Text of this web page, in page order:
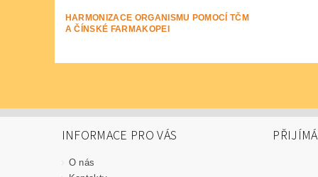
HARMONIZACE ORGANISMU POMOCÍ TČM
A ČÍNSKÉ FARMAKOPEI
INFORMACE PRO VÁS
O nás